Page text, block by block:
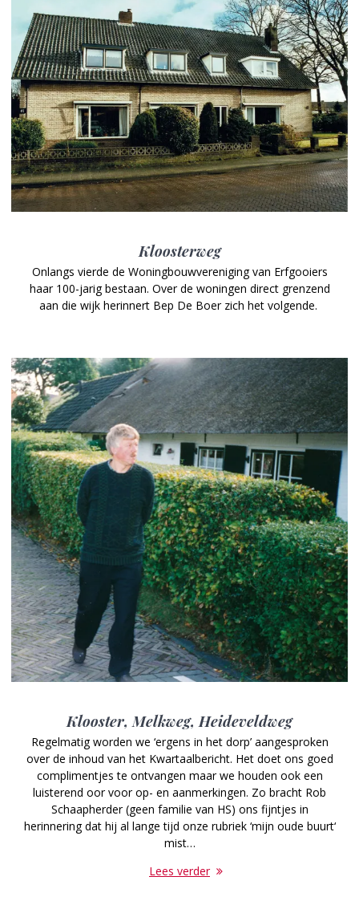
Kloosterweg
Onlangs vierde de Woningbouwvereniging van Erfgooiers
haar 100-jarig bestaan. Over de woningen direct grenzend
aan die wijk herinnert Bep De Boer zich het volgende.
Klooster, Melkweg, Heideveldweg
Regelmatig worden we ‘ergens in het dorp’ aangesproken
over de inhoud van het Kwartaalbericht. Het doet ons goed
complimentjes te ontvangen maar we houden ook een
luisterend oor voor op- en aanmerkingen. Zo bracht Rob
Schaapherder (geen familie van HS) ons fijntjes in
herinnering dat hij al lange tijd onze rubriek ‘mijn oude buurt‘
mist…
Lees verder